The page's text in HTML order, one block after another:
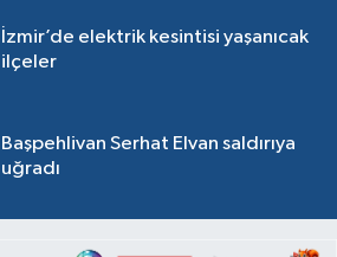
İzmir’de elektrik kesintisi yaşanıcak
ilçeler
Başpehlivan Serhat Elvan saldırıya
uğradı